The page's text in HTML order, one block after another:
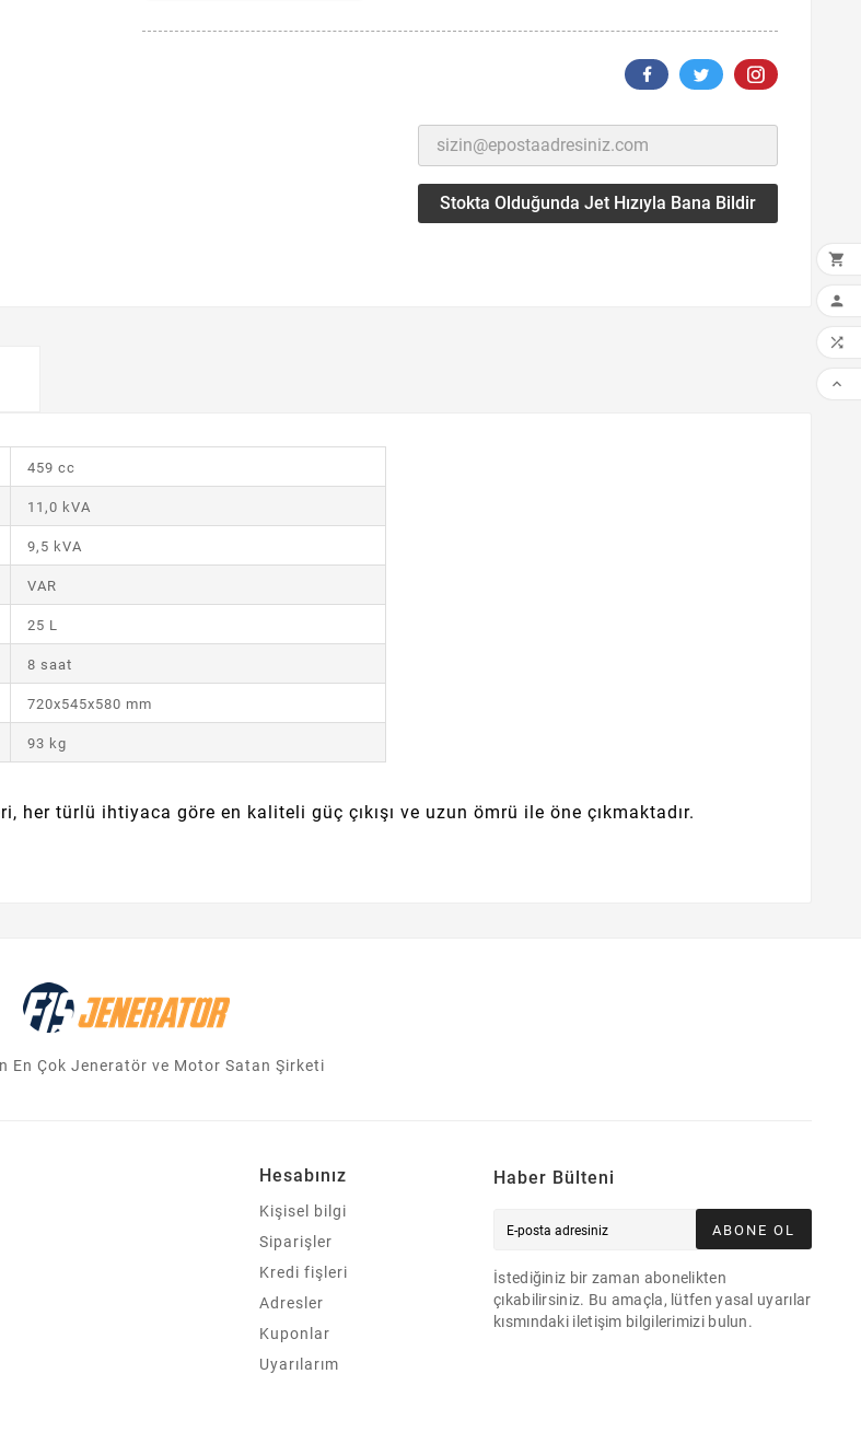
Stokta Olduğunda Jet Hızıyla Bana Bildir
459 cc
11,0 kVA
9,5 kVA
VAR
25 L
8 saat
720x545x580 mm
93 kg
her türlü ihtiyaca göre en kaliteli güç çıkışı ve uzun ömrü ile öne çıkmaktadır.
En Çok Jeneratör ve Motor Satan Şirketi
Hesabınız
Kişisel bilgi
Siparişler
Kredi fişleri
Adresler
Kuponlar
Uyarılarım
Haber Bülteni
ABONE OL
İstediğiniz bir zaman abonelikten
çıkabilirsiniz. Bu amaçla, lütfen yasal uyarılar
kısmındaki iletişim bilgilerimizi bulun.



